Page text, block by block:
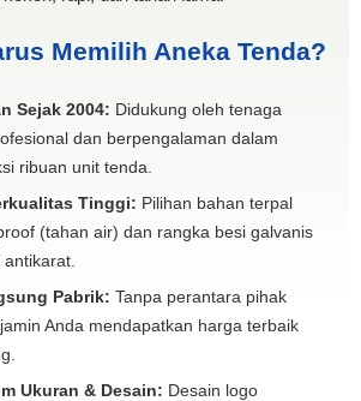
Memilih Aneka Tenda?
Sejak 2004: Didukung oleh tenaga
dan berpengalaman dalam
ribuan unit tenda.
Tinggi: Pilihan bahan terpal
(tahan air) dan rangka besi galvanis
Pabrik: Tanpa perantara pihak
Anda mendapatkan harga terbaik
Ukuran & Desain: Desain logo